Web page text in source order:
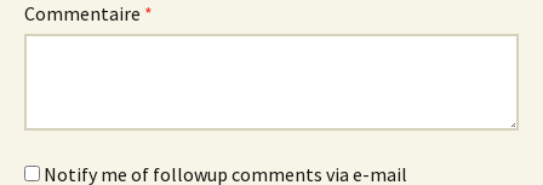
Commentaire *
Notify me of followup comments via e-mail